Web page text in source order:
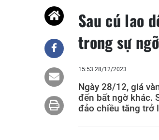
Sau cú lao
trong sự
15:53 28/12/2023
Ngày 28/12, giá
đến bất ngờ khác.
đảo chiều tăng trở